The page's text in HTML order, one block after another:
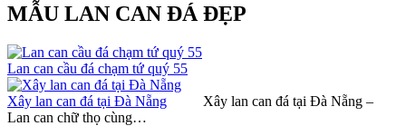
MẪU LAN CAN ĐÁ ĐẸP
Lan can cầu đá chạm tứ quý 55
Xây lan can đá tại Đà Nẵng Xây lan can đá tại Đà Nẵng –
Lan can chữ thọ cùng…